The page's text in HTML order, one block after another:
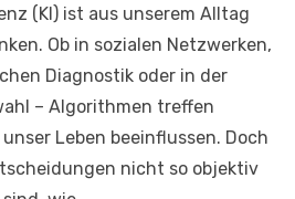
(KI) ist aus unserem Alltag
Ob in sozialen Netzwerken,
Diagnostik oder in der
– Algorithmen treffen
Leben beeinflussen. Doch
nicht so objektiv